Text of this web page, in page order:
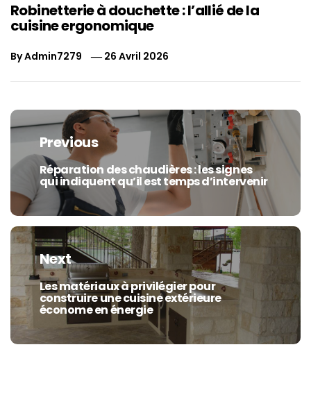
Robinetterie à douchette : l’allié de la
cuisine ergonomique
ByAdmin7279 26 Avril 2026
Navigation
de
l’article
Previous
Previous
post:
Réparation des chaudières : les signes
qui indiquent qu’il est temps d’intervenir
Next
Next
post:
Les matériaux à privilégier pour
construire une cuisine extérieure
économe en énergie